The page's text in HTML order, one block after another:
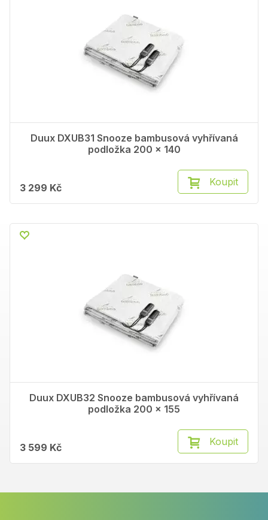
Duux DXUB31 Snooze bambusová vyhřívaná
podložka 200 x 140
3 299 Kč Koupit
Duux DXUB32 Snooze bambusová vyhřívaná
podložka 200 x 155
3 599 Kč Koupit